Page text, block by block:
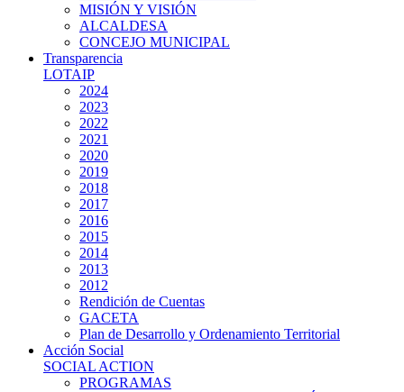
MISIÓN Y VISIÓN
ALCALDESA
CONCEJO MUNICIPAL
Transparencia
LOTAIP
2024
2023
2022
2021
2020
2019
2018
2017
2016
2015
2014
2013
2012
Rendición de Cuentas
GACETA
Plan de Desarrollo y Ordenamiento Territorial
Acción Social
SOCIAL ACTION
PROGRAMAS